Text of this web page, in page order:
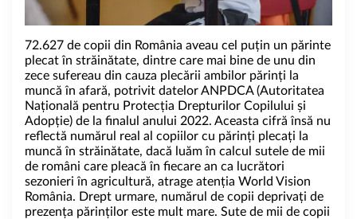
72.627 de copii din România aveau cel puțin un părinte
plecat în străinătate, dintre care mai bine de unu din
zece sufereau din cauza plecării ambilor părinți la
muncă în afară, potrivit datelor ANPDCA (Autoritatea
Națională pentru Protecția Drepturilor Copilului și
Adopție) de la finalul anului 2022. Aceasta cifră însă nu
reflectă numărul real al copiilor cu părinți plecați la
muncă în străinătate, dacă luăm în calcul sutele de mii
de români care pleacă în fiecare an ca lucrători
sezonieri în agricultură, atrage atenția World Vision
România. Drept urmare, numărul de copii deprivați de
prezența părinților este mult mare. Sute de mii de copii